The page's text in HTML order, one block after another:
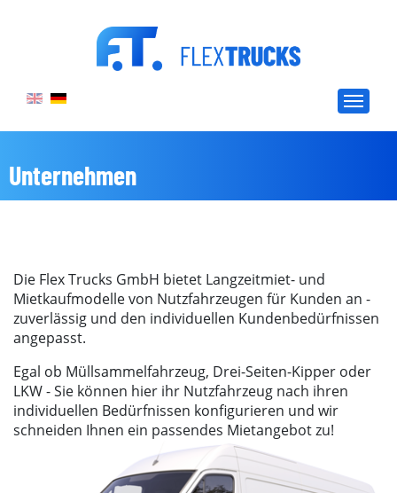
Unternehmen
Die Flex Trucks GmbH bietet Langzeitmiet- und
Mietkaufmodelle von Nutzfahrzeugen für Kunden an -
zuverlässig und den individuellen Kundenbedürfnissen
angepasst.
Egal ob Müllsammelfahrzeug, Drei-Seiten-Kipper oder
LKW - Sie können hier ihr Nutzfahrzeug nach ihren
individuellen Bedürfnissen konfigurieren und wir
schneiden Ihnen ein passendes Mietangebot zu!